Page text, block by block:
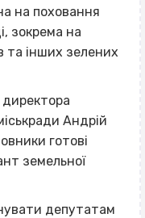
на поховання
зокрема на
та інших зелених
Андрій
готові
земельної
депутатам